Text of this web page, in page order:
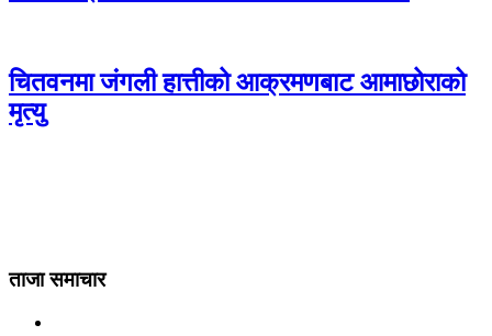
चितवनमा जंगली हात्तीको आक्रमणबाट आमाछोराको
मृत्यु
ताजा समाचार